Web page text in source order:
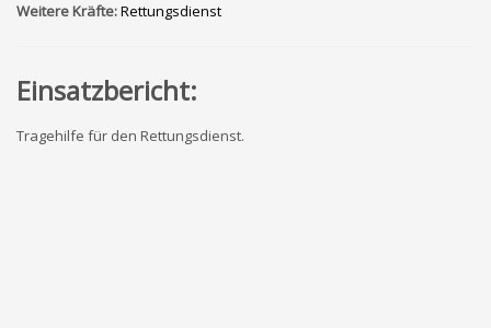
Weitere Kräfte:Rettungsdienst
Einsatzbericht:
Tragehilfe für den Rettungsdienst.